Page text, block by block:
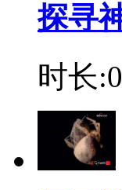
探寻
时长